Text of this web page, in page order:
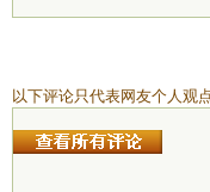
以下评论只代表网友个人观